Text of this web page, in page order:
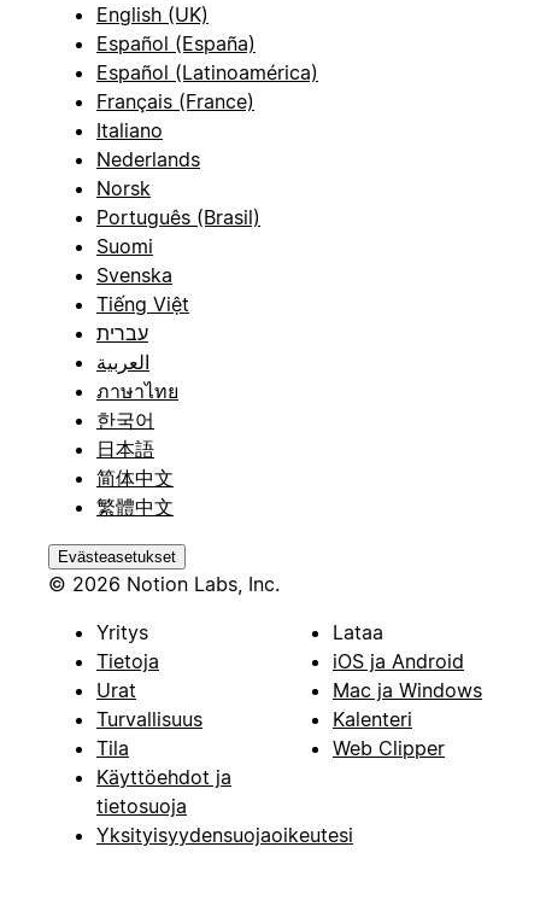
English (UK)
Español (España)
Español (Latinoamérica)
Français (France)
Italiano
Nederlands
Norsk
Português (Brasil)
Suomi
Svenska
Tiếng Việt
עברית
العربية
ภาษาไทย
한국어
日本語
简体中文
繁體中文
Evästeasetukset
© 2026 Notion Labs, Inc.
Yritys
Tietoja
Urat
Turvallisuus
Tila
Käyttöehdot ja
tietosuoja
Yksityisyydensuojaoikeutesi
Lataa
iOS ja Android
Mac ja Windows
Kalenteri
Web Clipper